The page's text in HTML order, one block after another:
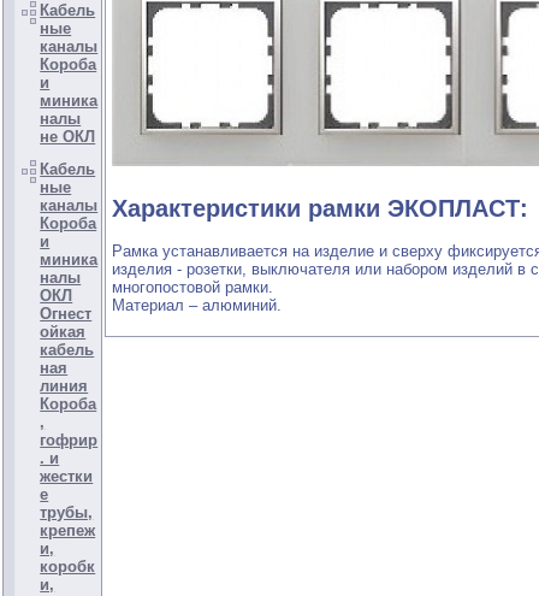
Кабель
ные
каналы
Короба
и
миника
налы
не ОКЛ
Кабель
ные
каналы
Короба
и
миника
налы
ОКЛ
Огнест
ойкая
кабель
ная
линия
Короба
,
гофрир
. и
жестки
е
трубы,
крепеж
и,
коробк
и,
Характеристики рамки ЭКОПЛАСТ:
Рамка устанавливается на изделие и сверху
изделия - розетки, выключателя или набором изделий в
многопостовой рамки.
Материал – алюминий.